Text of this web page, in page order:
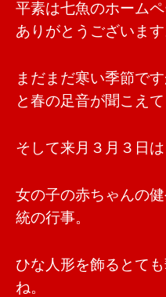
平素は七魚のホーム
ありがとうございます
まだまだ寒い季節で
と春の足音が聞こえて
そして来月３月３日
女の子の赤ちゃんの
統の行事。
ひな人形を飾るとて
ね。